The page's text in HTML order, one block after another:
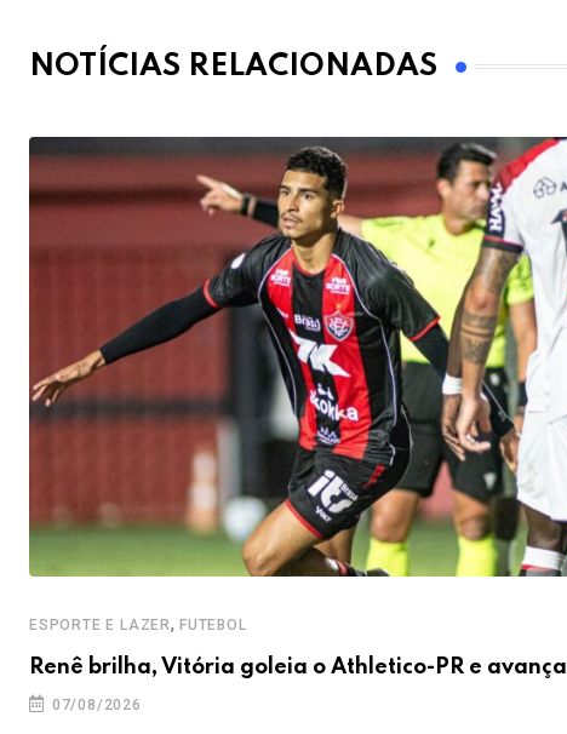
NOTÍCIAS RELACIONADAS
ESPORTE E LAZER, FUTEBOL
Renê brilha, Vitória goleia o Athletico-PR e avança
07/08/2026